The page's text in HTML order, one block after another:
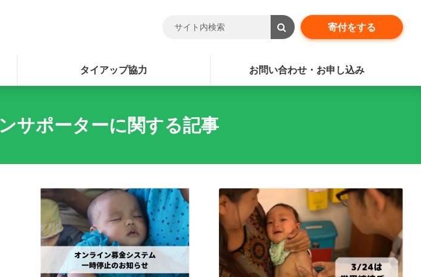
寄付をする
タイアップ協力 お問い合わせ・お申し込み
サポーターに関する記事